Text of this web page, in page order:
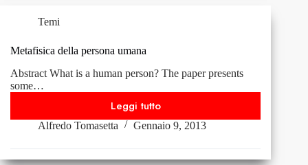
La
mente
tra
scienza
e
diritto,
2012,
Temi
Metafisica della persona umana
Abstract What is a human person? The paper presents
some…
Leggi tutto
Metafisica
della
umana
Alfredo Tomasetta Gennaio 9, 2013